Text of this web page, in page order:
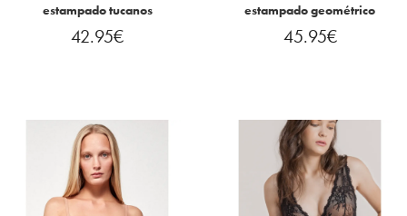
estampado tucanos
42.95€
estampado geométrico
45.95€